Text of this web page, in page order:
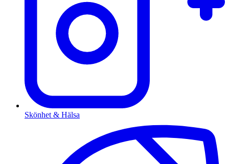
Skönhet & Hälsa